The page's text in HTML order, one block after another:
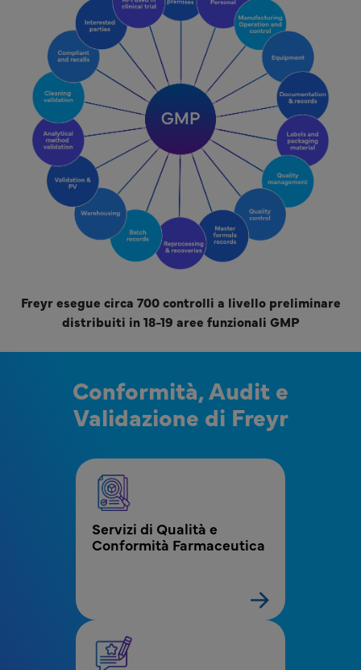
Freyr esegue circa 700 controlli a livello preliminare
distribuiti in 18-19 aree funzionali GMP
Conformità, Audit e
Validazione di Freyr
MPR - Blocco menu Servizi di Conformità e
Servizi di Qualità e
Conformità Farmaceutica